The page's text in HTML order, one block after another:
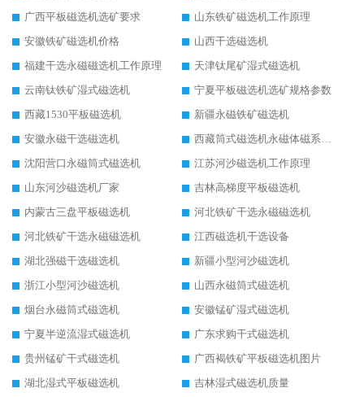
广西平板磁选机选矿要求
山东铁矿磁选机工作原理
安徽铁矿磁选机价格
山西干选磁选机
福建干选永磁磁选机工作原理
天津钛尾矿湿式磁选机
云南钛铁矿湿式磁选机
宁夏平板磁选机选矿规格参数
西藏1530平板磁选机
新疆永磁铁矿磁选机
安徽永磁干选磁选机
西藏筒式磁选机永磁体磁系设计
沈阳营口永磁筒式磁选机
江苏河沙磁选机工作原理
山东河沙磁选机厂家
吉林高梯度平板磁选机
内蒙古三盘平板磁选机
河北铁矿干选永磁磁选机
河北铁矿干选永磁磁选机
江西磁选机干选设备
湖北强磁干选磁选机
新疆小型河沙磁选机
浙江小型河沙磁选机
山西永磁筒式磁选机
烟台永磁筒式磁选机
安徽锰矿湿式磁选机
宁夏半逆流湿式磁选机
广东求购干式磁选机
贵州锰矿干式磁选机
广西褐铁矿平板磁选机图片
湖北湿式平板磁选机
吉林湿式磁选机质量